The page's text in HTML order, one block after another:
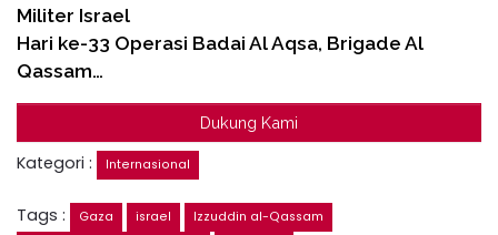
Militer Israel
Hari ke-33 Operasi Badai Al Aqsa, Brigade Al
Qassam…
Dukung Kami
Kategori : Internasional
Tags : Gaza israel
Izzuddin al-Qassam